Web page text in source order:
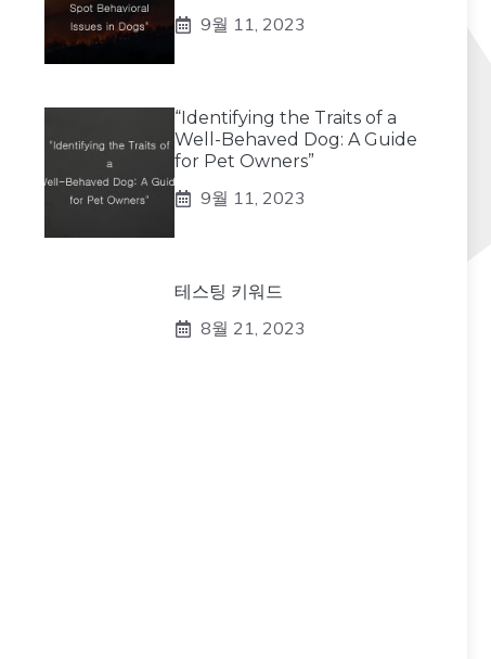
9월 11, 2023
“Identifying the Traits of a
Well-Behaved Dog: A Guide
for Pet Owners”
9월 11, 2023
테스팅 키워드
8월 21, 2023